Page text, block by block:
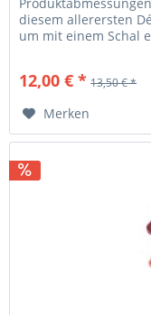
diesem allerersten
um mit einem Schal
12,00 € * 13,50 € *
Merken